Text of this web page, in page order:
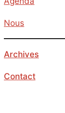
Nous
Archives
Contact